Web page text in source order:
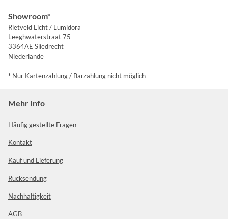
Showroom*
Rietveld Licht / Lumidora
Leeghwaterstraat 75
3364AE Sliedrecht
Niederlande
* Nur Kartenzahlung / Barzahlung nicht möglich
Mehr Info
Häufig gestellte Fragen
Kontakt
Kauf und Lieferung
Rücksendung
Nachhaltigkeit
AGB